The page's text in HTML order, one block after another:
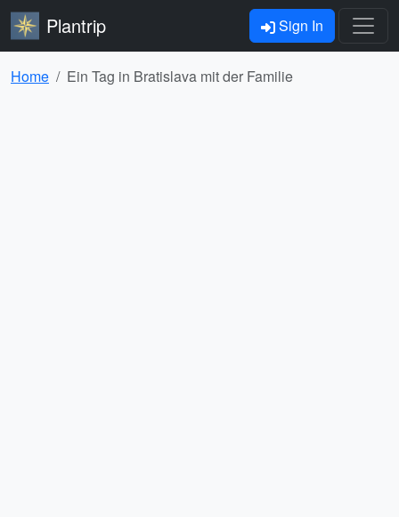
Plantrip Sign In
Home Ein Tag in Bratislava mit der Familie